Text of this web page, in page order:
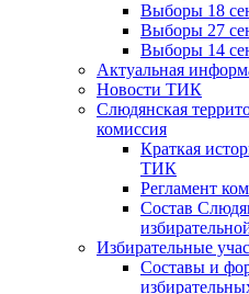
Выборы 18
Выборы 27
Выборы 14
Актуальная
Новости ТИК
Слюдянская
комиссия
Краткая
ТИК
Регламент
Состав
Избирательные
Составы и